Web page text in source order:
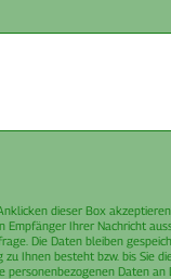
dieser Box
Empfänger Ihrer Nachricht
Die Daten bleiben
zu Ihnen besteht bzw. bis Sie
personenbezogenen Daten an